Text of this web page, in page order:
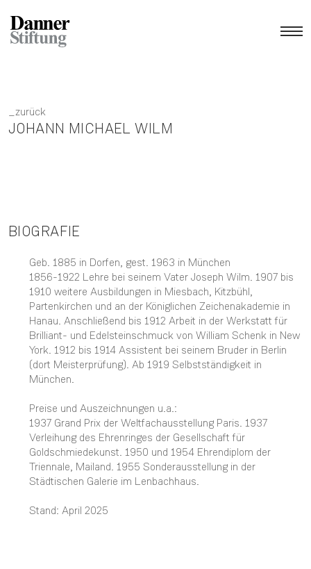
zurück
JOHANN MICHAEL WILM
BIOGRAFIE
Geb. 1885 in Dorfen, gest. 1963 in München
1856-1922 Lehre bei seinem Vater Joseph Wilm. 1907 bis
1910 weitere Ausbildungen in Miesbach, Kitzbühl,
Partenkirchen und an der Königlichen Zeichenakademie in
Hanau. Anschließend bis 1912 Arbeit in der Werkstatt für
Brilliant- und Edelsteinschmuck von William Schenk in New
York. 1912 bis 1914 Assistent bei seinem Bruder in Berlin
(dort Meisterprüfung). Ab 1919 Selbstständigkeit in
München.
Preise und Auszeichnungen u.a.:
1937 Grand Prix der Weltfachausstellung Paris. 1937
Verleihung des Ehrenringes der Gesellschaft für
Goldschmiedekunst. 1950 und 1954 Ehrendiplom der
Triennale, Mailand. 1955 Sonderausstellung in der
Städtischen Galerie im Lenbachhaus.
Stand: April 2025